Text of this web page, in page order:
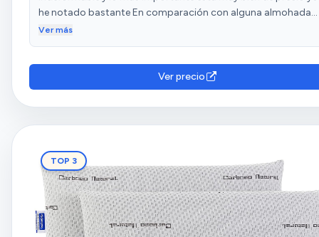
he notado bastante En comparación con alguna almohada
visco que al principio genial y luego se van hundiendo y
Ver más
Ver precio
TOP 3